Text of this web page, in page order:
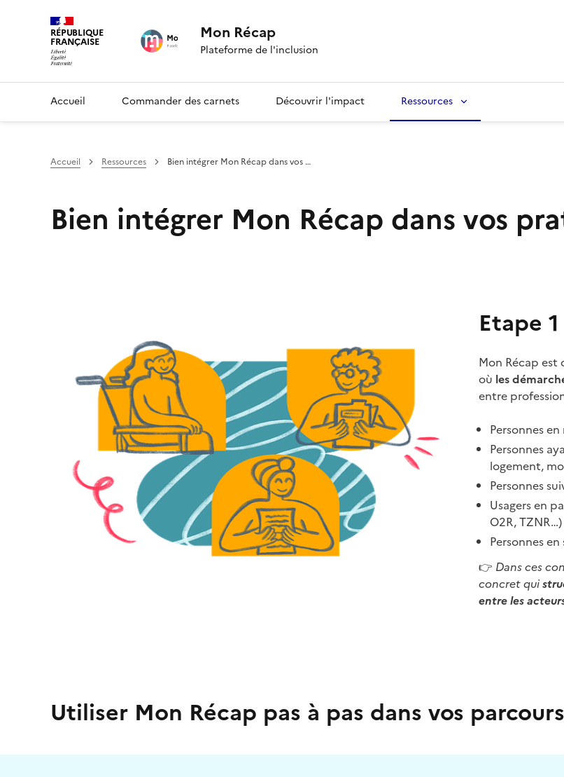
RÉPUBLIQUE
FRANÇAISE Mon Récap
Plateforme de l'inclusion
Accueil Commander des carnets Découvrir l'impact Ressources
Accueil Ressources Bien intégrer Mon Récap dans vos …
Bien intégrer Mon Récap dans vos
Etape
Mon Récap
où les
entre
Personnes
Personnes
logement,
Personnes
Usagers en
O2R, TZNR…)
Personnes
👉 Dans ces
concret qui
entre les
Utiliser Mon Récap pas à pas dans vos